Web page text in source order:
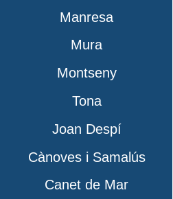
Manresa
Mura
Montseny
Tona
Joan Despí
Cànoves i Samalús
Canet de Mar